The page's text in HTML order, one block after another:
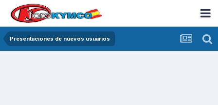
Presentaciones de nuevos usuarios